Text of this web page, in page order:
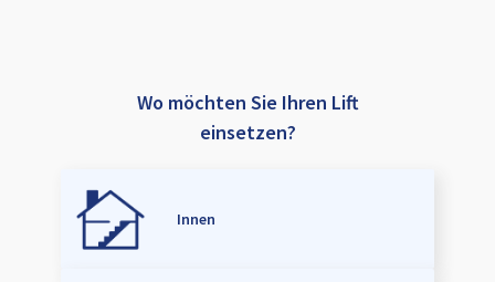
Wo möchten Sie Ihren Lift
einsetzen?
Innen